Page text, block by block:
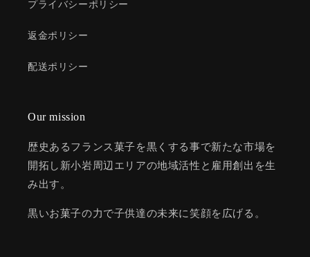
プライバシーポリシー
返金ポリシー
配送ポリシー
Our mission
歴史あるフランス菓子を黒くする事で新たな市場を
開拓し新小岩周辺エリアの地域活性と雇用創出を生
み出す。
黒いお菓子の力で子供達の未来に笑顔を広げる。